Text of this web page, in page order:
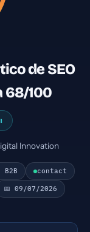
de SEO
68/100
Innovation
B2B contact
📅 09/07/2026